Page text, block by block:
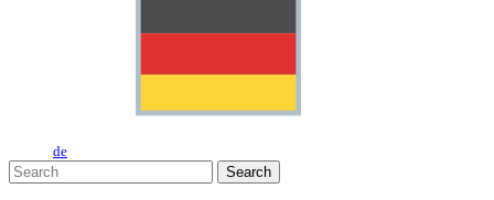
de
Search